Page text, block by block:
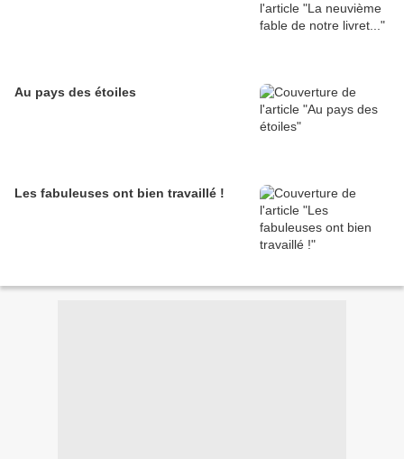
Au pays des étoiles
Les fabuleuses ont bien travaillé !